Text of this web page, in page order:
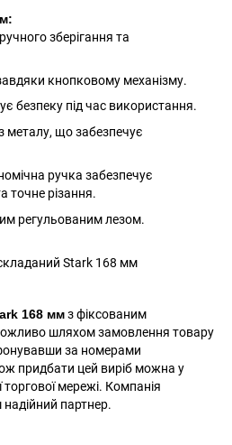
зберігання та
кнопковому механізму.
безпеку під час використання.
металу, що забезпечує
ручка забезпечує
точне різання.
регульованим лезом.
Stark 168 мм
168 ммз фіксованим
шляхом замовлення товару
за номерами
придбати цей виріб можна у
мережі. Компанія
партнер.